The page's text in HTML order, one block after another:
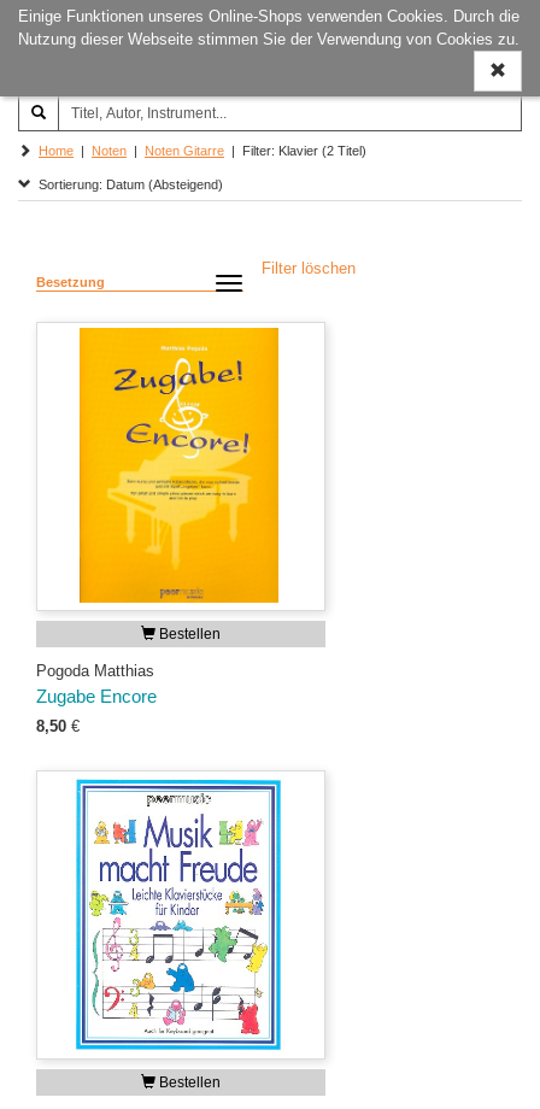
Einige Funktionen unseres Online-Shops verwenden Cookies. Durch die
Nutzung dieser Webseite stimmen Sie der Verwendung von Cookies zu.
ein-/
Joachim‐Trekel‐Musikverlag,
Hamburg
Home | Noten | Noten Gitarre | Filter: Klavier (2 Titel)
Sortierung: Datum (Absteigend)
Besetzung
Filter löschen
Bestellen
Pogoda Matthias
Zugabe Encore
8,50 €
Bestellen